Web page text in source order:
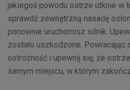
jakiegoś powodu ostrze utknie w
sprawdź zewnętrzną nasadę
ponownie uruchomisz silnik.
zostało uszkodzone. Powracając
ostrożność i upewnij się, że
samym miejscu, w którym